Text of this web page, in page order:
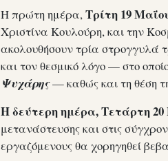
Η πρώτη ημέρα, Τρίτη 19
Χριστίνα Κουλούρη, και την
ακολουθήσουν τρία στρογγυλά
και τον θεσμικό λόγο — στο
Ψυχάρης— καθώς και τη θέση
Η δεύτερη ημέρα, Τετάρτη
μετανάστευσης και στις
εργαζόμενους θα χορηγηθεί